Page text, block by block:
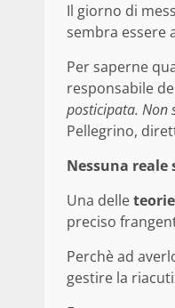
Il giorno di
sembra essere
Per saperne
responsabile
posticipata. Non
Pellegrino,
Nessuna reale
Una delleteorie
preciso
Perchè ad
gestire la